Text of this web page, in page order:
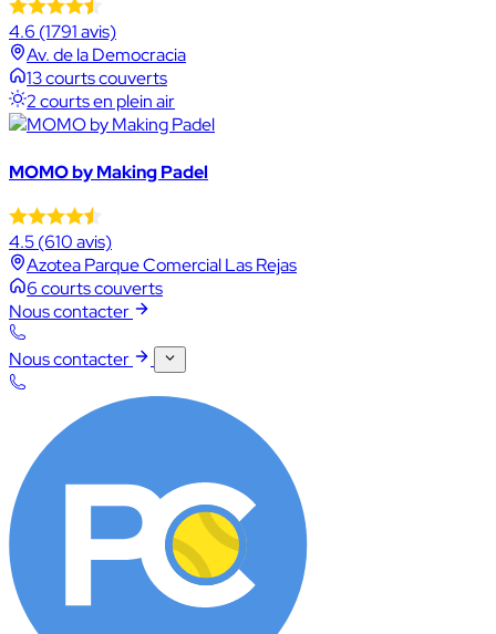
4.6 (1791 avis)
Av. de la Democracia
13 courts couverts
2 courts en plein air
MOMO by Making Padel
4.5(610 avis)
Azotea Parque Comercial Las Rejas
6 courts couverts
Nous contacter
Nous contacter